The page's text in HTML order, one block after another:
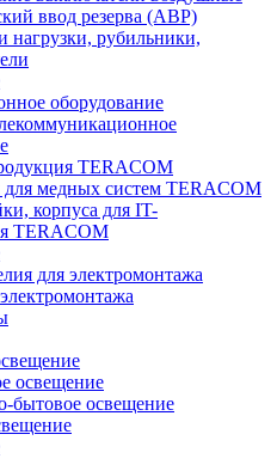
ввод резерва (АВР)
нагрузки, рубильники,
оборудование
TERACOM
медных систем TERACOM
корпуса для IT-
TERACOM
для электромонтажа
освещение
бытовое освещение